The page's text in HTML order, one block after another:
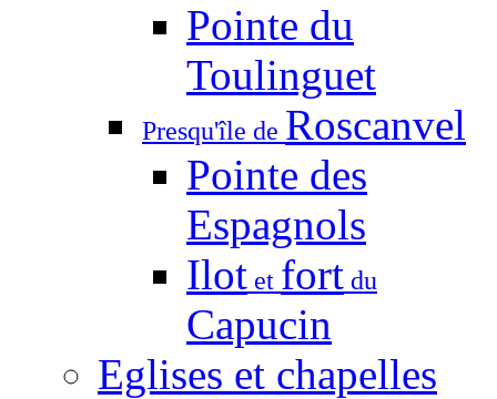
Pointe du
Toulinguet
Presqu'île de Roscanvel
Pointe des
Espagnols
Ilot et fort du
Capucin
Eglises et chapelles